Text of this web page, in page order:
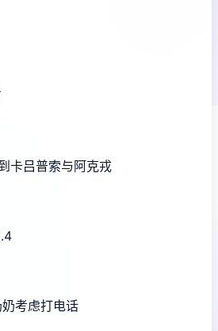
卡吕普索与阿克戎
考虑打电话